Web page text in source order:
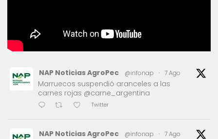
NAP Noticias AgroPec @infonap · 7 Ago
Marruecos suspendió aranceles a las
carnes rojas @carne_argentina
Twitter
NAP Noticias AgroPec @infonap · 7 Ago